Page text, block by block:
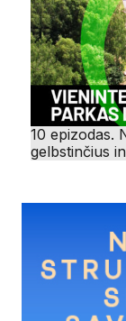
10 epizodas.
gelbstinčius